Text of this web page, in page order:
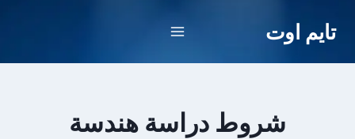
تايم اوت
شروط دراسة هندسة